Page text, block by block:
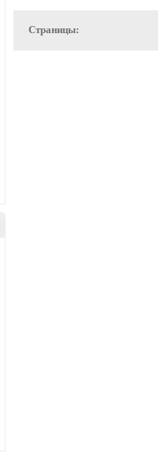
Страницы: